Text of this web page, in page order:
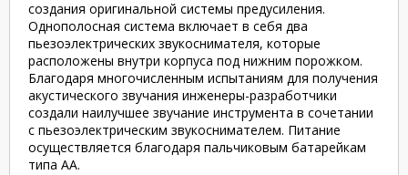
создания оригинальной системы предусиления.
Однополосная система включает в себя два
пьезоэлектрических звукоснимателя, которые
расположены внутри корпуса под нижним порожком.
Благодаря многочисленным испытаниям для получения
акустического звучания инженеры-разработчики
создали наилучшее звучание инструмента в сочетании
с пьезоэлектрическим звукоснимателем. Питание
осуществляется благодаря пальчиковым батарейкам
типа АА.